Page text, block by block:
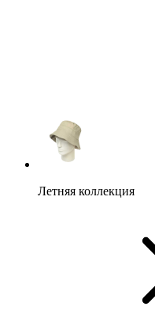
Летняя коллекция